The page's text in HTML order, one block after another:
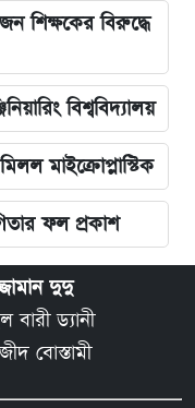
শিক্ষকের বিরুদ্ধে
বিশ্ববিদ্যালয়
মাইক্রোপ্লাস্টিক
ফল প্রকাশ
দুদু
ড্যানী
বোস্তামী